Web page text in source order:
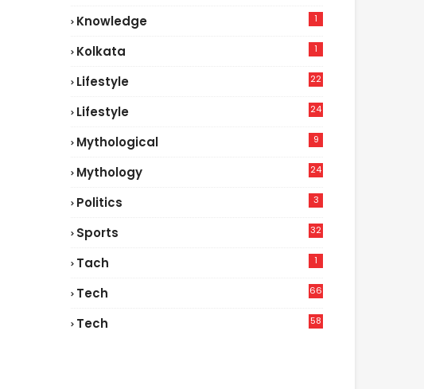
Knowledge 1
Kolkata 1
Lifestyle
22
Lifestyle
24
Mythological 9
Mythology 24
Politics 3
Sports 32
Tach 1
Tech
66
Tech
58